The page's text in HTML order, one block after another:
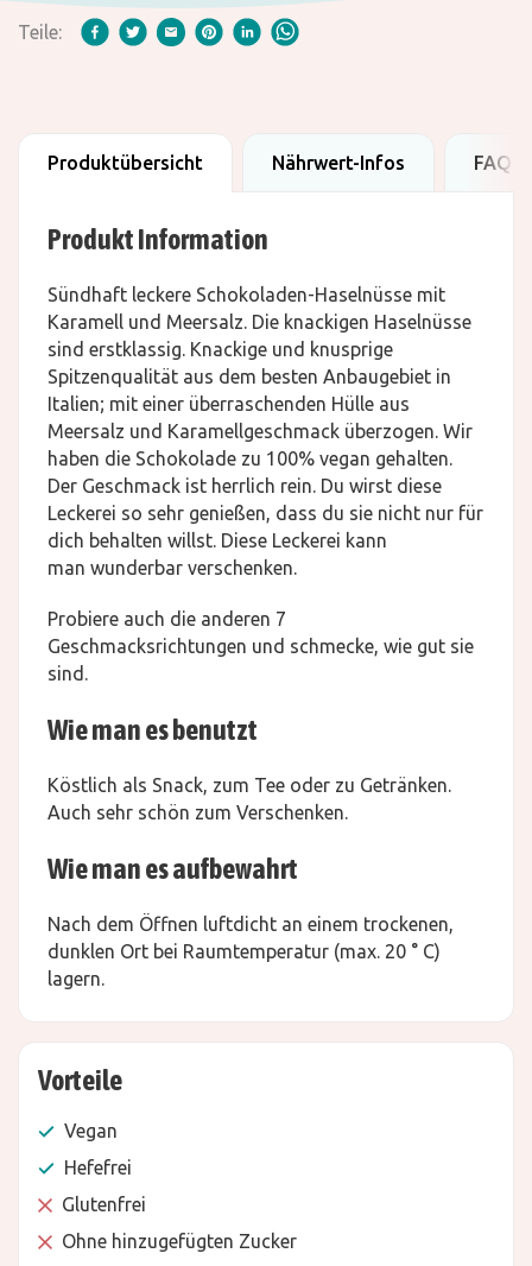
Teile:
Produktübersicht Nährwert-Infos FAQ
Produkt Information
Sündhaft leckere Schokoladen-Haselnüsse mit
Karamell und Meersalz. Die knackigen Haselnüsse
sind erstklassig. Knackige und knusprige
Spitzenqualität aus dem besten Anbaugebiet in
Italien; mit einer überraschenden Hülle aus
Meersalz und Karamellgeschmack überzogen. Wir
haben die Schokolade zu 100% vegan gehalten.
Der Geschmack ist herrlich rein. Du wirst diese
Leckerei so sehr genießen, dass du sie nicht nur für
dich behalten willst. Diese Leckerei kann
man wunderbar verschenken.
Probiere auch die anderen 7
Geschmacksrichtungen und schmecke, wie gut sie
sind.
Wie man es benutzt
Köstlich als Snack, zum Tee oder zu Getränken.
Auch sehr schön zum Verschenken.
Wie man es aufbewahrt
Nach dem Öffnen luftdicht an einem trockenen,
dunklen Ort bei Raumtemperatur (max. 20 ° C)
lagern.
Vorteile
Vegan
Hefefrei
Glutenfrei
Ohne hinzugefügten Zucker